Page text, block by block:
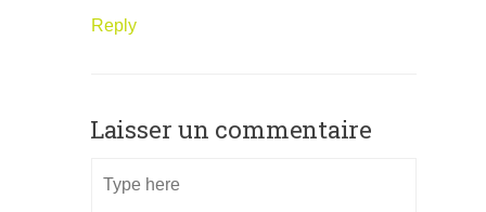
Reply
Laisser un commentaire